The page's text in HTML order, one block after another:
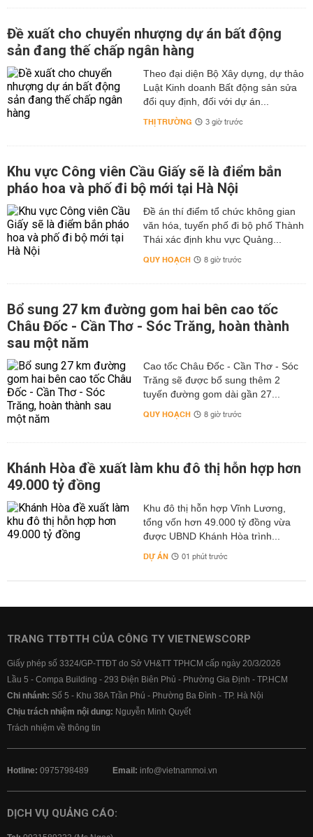
Đề xuất cho chuyển nhượng dự án bất động
sản đang thế chấp ngân hàng
Theo đại diện Bộ Xây dựng, dự thảo
Luật Kinh doanh Bất động sản sửa
đổi quy định, đối với dự án...
THỊ TRƯỜNG 3 giờ trước
Khu vực Công viên Cầu Giấy sẽ là điểm bắn
pháo hoa và phố đi bộ mới tại Hà Nội
Đề án thí điểm tổ chức không gian
văn hóa, tuyến phố đi bộ phố Thành
Thái xác định khu vực Quảng...
QUY HOẠCH 8 giờ trước
Bổ sung 27 km đường gom hai bên cao tốc
Châu Đốc - Cần Thơ - Sóc Trăng, hoàn thành
sau một năm
Cao tốc Châu Đốc - Cần Thơ - Sóc
Trăng sẽ được bổ sung thêm 2
tuyến đường gom dài gần 27...
QUY HOẠCH 8 giờ trước
Khánh Hòa đề xuất làm khu đô thị hỗn hợp hơn
49.000 tỷ đồng
Khu đô thị hỗn hợp Vĩnh Lương,
tổng vốn hơn 49.000 tỷ đồng vừa
được UBND Khánh Hòa trình...
DỰ ÁN 01 phút trước
TRANG TTĐTTH CỦA CÔNG TY VIETNEWSCORP
Giấy phép số 3324/GP-TTĐT do Sở VH&TT TPHCM cấp ngày 20/3/2026
Lầu 5 - Compa Building - 293 Điện Biên Phủ - Phường Gia Định - TP.HCM
Chi nhánh: Số 5 - Khu 38A Trần Phú - Phường Ba Đình - TP. Hà Nội
Chịu trách nhiệm nội dung: Nguyễn Minh Quyết
Trách nhiệm về thông tin
Hotline: 0975798489 Email: info@vietnammoi.vn
DỊCH VỤ QUẢNG CÁO: